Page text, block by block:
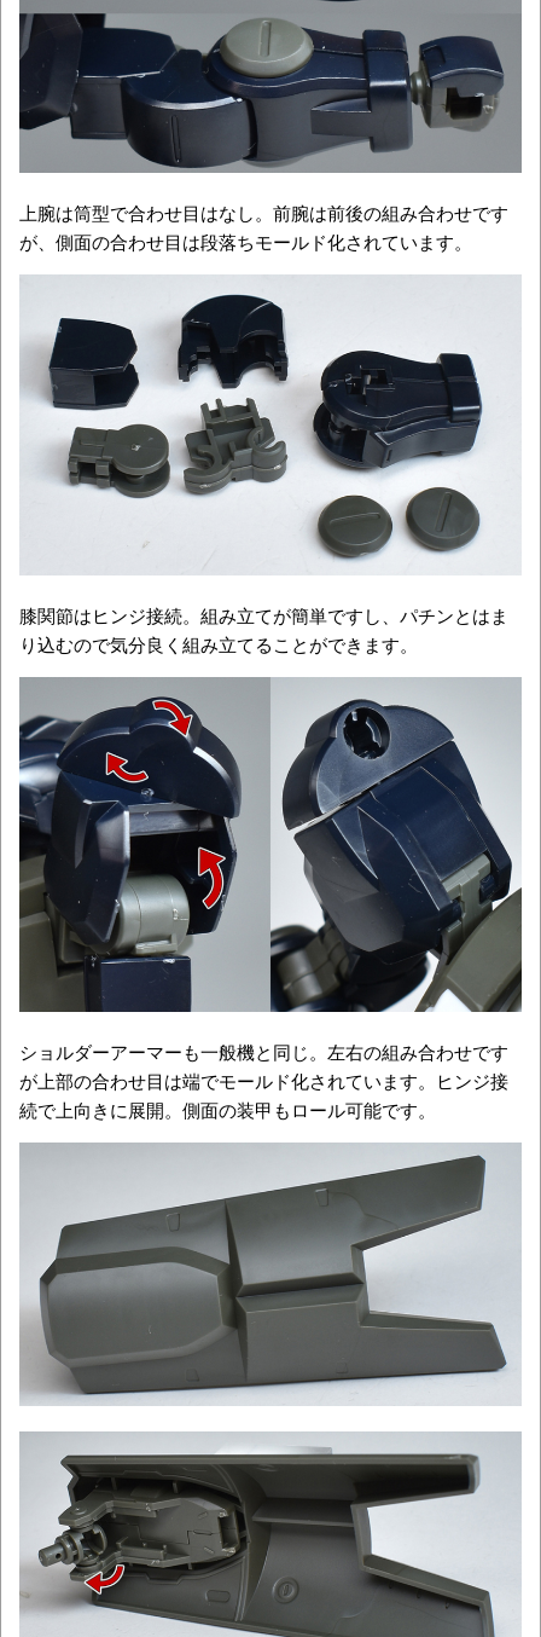
上腕は筒型で合わせ目はなし。前腕は前後の組み合わせです
が、側面の合わせ目は段落ちモールド化されています。
膝関節はヒンジ接続。組み立てが簡単ですし、パチンとはま
り込むので気分良く組み立てることができます。
ショルダーアーマーも一般機と同じ。左右の組み合わせです
が上部の合わせ目は端でモールド化されています。ヒンジ接
続で上向きに展開。側面の装甲もロール可能です。